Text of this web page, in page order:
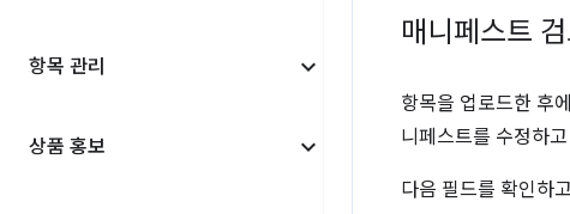
항목 관리
상품 홍보
매니페스트
항목을 업로드한 후
니페스트를 수정하
다음 필드를 확인하